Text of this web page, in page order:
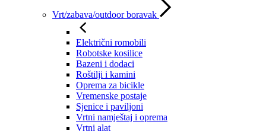
Vrt/zabava/outdoor boravak
Električni romobili
Robotske kosilice
Bazeni i dodaci
Roštilji i kamini
Oprema za bicikle
Vremenske postaje
Sjenice i paviljoni
Vrtni namještaj i oprema
Vrtni alat